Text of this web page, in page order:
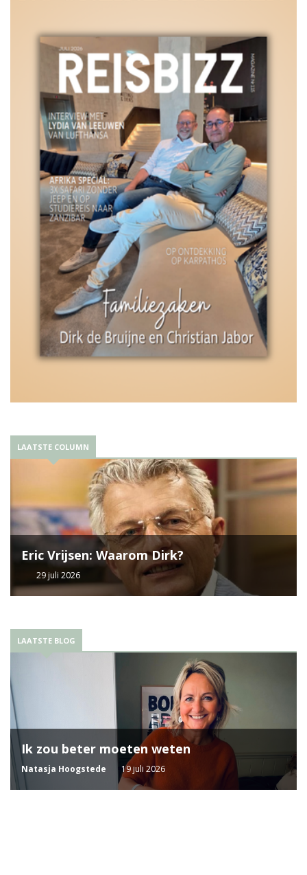
LAATSTE COLUMN
Eric Vrijsen: Waarom Dirk?
29 juli 2026
LAATSTE BLOG
Ik zou beter moeten weten
Natasja Hoogstede 19 juli 2026